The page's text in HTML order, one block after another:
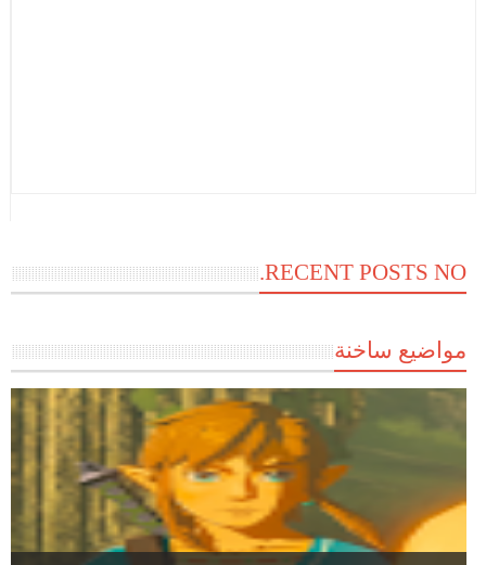
RECENT POSTS NO.
مواضيع ساخنة